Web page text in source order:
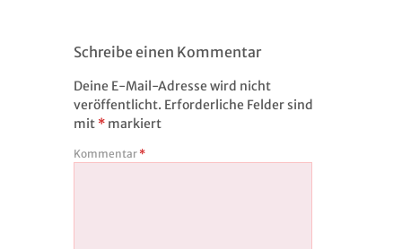
Schreibe einen Kommentar
Deine E-Mail-Adresse wird nicht
veröffentlicht. Erforderliche Felder sind
mit * markiert
Kommentar *